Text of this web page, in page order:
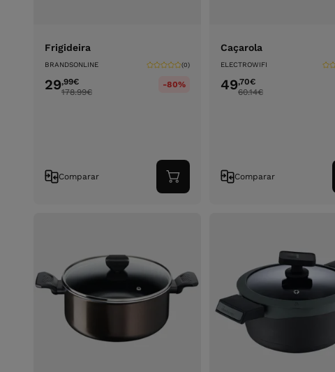
Frigideira
BRANDSONLINE (0)
29,99€
178.99€
-80%
Comparar
Adicionar
ao
Caçarola
ELECTROWIFI
49,70€
60.14€
Comparar